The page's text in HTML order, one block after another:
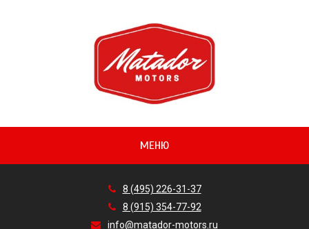
МЕНЮ
8 (495) 226-31-37
8 (915) 354-77-92
info@matador-motors.ru